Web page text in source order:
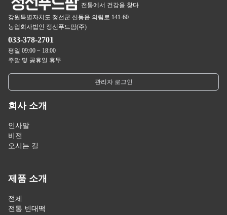
전통에서 건강을 찾다
강원특별자치도 정선군 신동읍 의림로 141-60
농업회사법인 정선푸드팜(주)
033-378-2701
평일 09:00 ~ 18:00
주말 및 공휴일 휴무
관리자 로그인
회사 소개
인사말
비전
오시는 길
제품 소개
전체
전통 빈대떡